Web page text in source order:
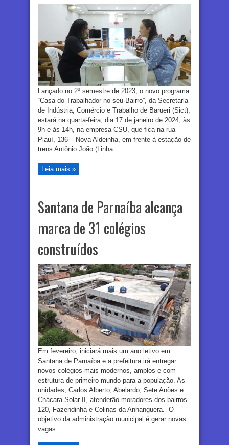
Lançado no 2º semestre de 2023, o novo programa
“Casa do Trabalhador no seu Bairro”, da Secretaria
de Indústria, Comércio e Trabalho de Barueri (Sict),
estará na quarta-feira, dia 17 de janeiro de 2024, às
9h e às 14h, na empresa CSU, que fica na rua
Piauí, 136 – Nova Aldeinha, em frente à estação de
trens Antônio João (Linha ...
Leia mais »
Santana de Parnaíba alcança
marca de 31 colégios
construídos
Em fevereiro, iniciará mais um ano letivo em
Santana de Parnaíba e a prefeitura irá entregar
novos colégios mais modernos, amplos e com
estrutura de primeiro mundo para a população. As
unidades, Carlos Alberto, Abelardo, Sete Anões e
Chácara Solar II, atenderão moradores dos bairros
120, Fazendinha e Colinas da Anhanguera. O
objetivo da administração municipal é gerar novas
vagas ...